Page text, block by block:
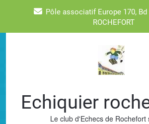
Pôle associatif Europe 170, Bd
ROCHEFORT
Echiquier
Le club d'Echecs de Rochefort